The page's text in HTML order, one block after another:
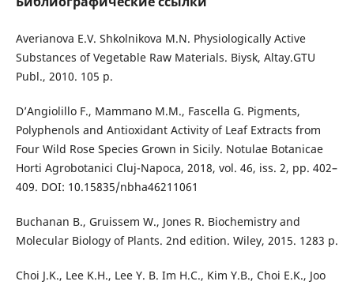
Averianova E.V. Shkolnikova M.N. Physiologically Active
Substances of Vegetable Raw Materials. Biysk, Altay.GTU
Publ., 2010. 105 p.
D’Angiolillo F., Mammano M.M., Fascella G. Pigments,
Polyphenols and Antioxidant Activity of Leaf Extracts from
Four Wild Rose Species Grown in Sicily. Notulae Botanicae
Horti Agrobotanici Cluj-Napoca, 2018, vol. 46, iss. 2, pp. 402–
409. DOI: 10.15835/nbha46211061
Buchanan B., Gruissem W., Jones R. Biochemistry and
Molecular Biology of Plants. 2nd edition. Wiley, 2015. 1283 p.
Choi J.K., Lee K.H., Lee Y. B. Im H.C., Kim Y.B., Choi E.K., Joo